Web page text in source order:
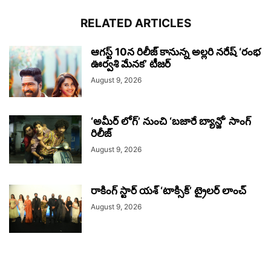
RELATED ARTICLES
ఆగస్ట్ 10న రిలీజ్ కానున్న అల్లరి నరేష్ ‘రంభ
ఊర్వశి మేనక’ టీజర్
August 9, 2026
‘అమీర్ లోగ్’ నుంచి ‘బజారే బ్యాన్జో’ సాంగ్
రిలీజ్
August 9, 2026
రాకింగ్ స్టార్ యశ్ ‘టాక్సిక్’ ట్రైలర్ లాంచ్
August 9, 2026